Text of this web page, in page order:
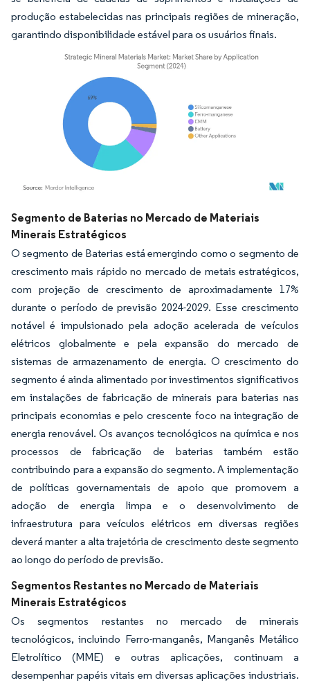
produção estabelecidas nas principais regiões de mineração,
garantindo disponibilidade estável para os usuários finais.
Imagem © Mordor Intelligence. O reuso requer atribuição conforme CC BY 4.0.
Segmento de Baterias no Mercado de Materiais
Minerais Estratégicos
O segmento de Baterias está emergindo como o segmento de
crescimento mais rápido no mercado de metais estratégicos,
com projeção de crescimento de aproximadamente 17%
durante o período de previsão 2024-2029. Esse crescimento
notável é impulsionado pela adoção acelerada de veículos
elétricos globalmente e pela expansão do mercado de
sistemas de armazenamento de energia. O crescimento do
segmento é ainda alimentado por investimentos significativos
em instalações de fabricação de minerais para baterias nas
principais economias e pelo crescente foco na integração de
energia renovável. Os avanços tecnológicos na química e nos
processos de fabricação de baterias também estão
contribuindo para a expansão do segmento. A implementação
de políticas governamentais de apoio que promovem a
adoção de energia limpa e o desenvolvimento de
infraestrutura para veículos elétricos em diversas regiões
deverá manter a alta trajetória de crescimento deste segmento
ao longo do período de previsão.
Segmentos Restantes no Mercado de Materiais
Minerais Estratégicos
Os segmentos restantes no mercado de minerais
tecnológicos, incluindo Ferro-manganês, Manganês Metálico
Eletrolítico (MME) e outras aplicações, continuam a
desempenhar papéis vitais em diversas aplicações industriais.